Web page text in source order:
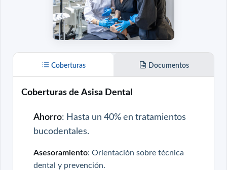
Coberturas Documentos
Coberturas de Asisa Dental
Ahorro: Hasta un 40% en tratamientos
bucodentales.
Asesoramiento: Orientación sobre técnica
dental y prevención.